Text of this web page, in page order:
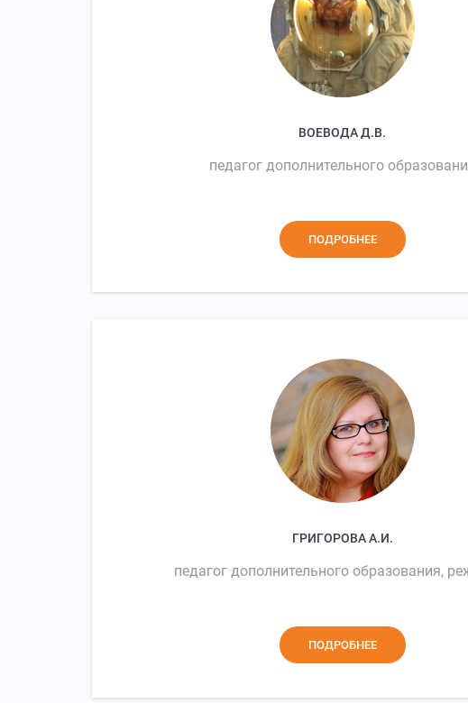
ВОЕВОДА Д.В.
педагог дополнительного
ПОДРОБНЕЕ
ГРИГОРОВА А.И.
педагог дополнительного образования,
ПОДРОБНЕЕ